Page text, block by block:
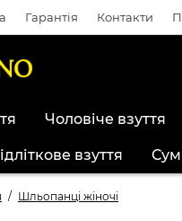
Гарантія Контакти
Чоловіче взуття
взуття
Шльопанці жіночі